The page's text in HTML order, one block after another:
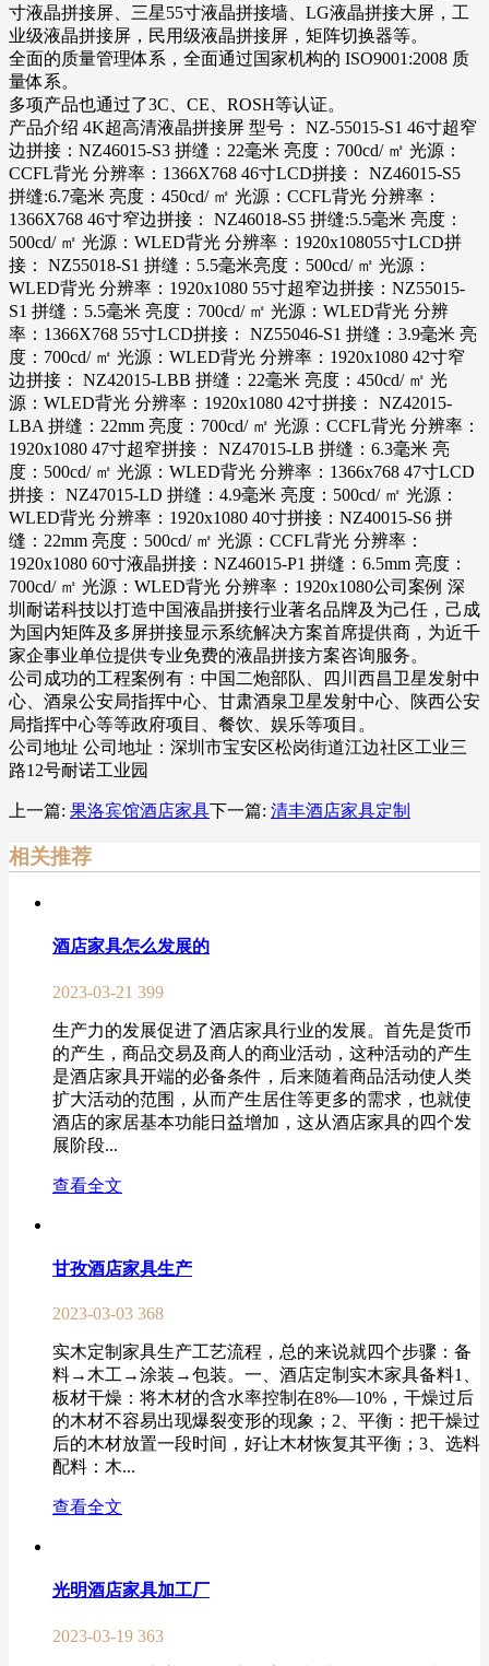
寸液晶拼接屏、三星55寸液晶拼接墙、LG液晶拼接大屏，工
业级液晶拼接屏，民用级液晶拼接屏，矩阵切换器等。
全面的质量管理体系，全面通过国家机构的 ISO9001:2008 质
量体系。
多项产品也通过了3C、CE、ROSH等认证。
产品介绍 4K超高清液晶拼接屏 型号： NZ-55015-S1 46寸超窄
边拼接：NZ46015-S3 拼缝：22毫米 亮度：700cd/ ㎡ 光源：
CCFL背光 分辨率：1366X768 46寸LCD拼接： NZ46015-S5
拼缝:6.7毫米 亮度：450cd/ ㎡ 光源：CCFL背光 分辨率：
1366X768 46寸窄边拼接： NZ46018-S5 拼缝:5.5毫米 亮度：
500cd/ ㎡ 光源：WLED背光 分辨率：1920x108055寸LCD拼
接： NZ55018-S1 拼缝：5.5毫米亮度：500cd/ ㎡ 光源：
WLED背光 分辨率：1920x1080 55寸超窄边拼接：NZ55015-
S1 拼缝：5.5毫米 亮度：700cd/ ㎡ 光源：WLED背光 分辨
率：1366X768 55寸LCD拼接： NZ55046-S1 拼缝：3.9毫米 亮
度：700cd/ ㎡ 光源：WLED背光 分辨率：1920x1080 42寸窄
边拼接： NZ42015-LBB 拼缝：22毫米 亮度：450cd/ ㎡ 光
源：WLED背光 分辨率：1920x1080 42寸拼接： NZ42015-
LBA 拼缝：22mm 亮度：700cd/ ㎡ 光源：CCFL背光 分辨率：
1920x1080 47寸超窄拼接： NZ47015-LB 拼缝：6.3毫米 亮
度：500cd/ ㎡ 光源：WLED背光 分辨率：1366x768 47寸LCD
拼接： NZ47015-LD 拼缝：4.9毫米 亮度：500cd/ ㎡ 光源：
WLED背光 分辨率：1920x1080 40寸拼接：NZ40015-S6 拼
缝：22mm 亮度：500cd/ ㎡ 光源：CCFL背光 分辨率：
1920x1080 60寸液晶拼接：NZ46015-P1 拼缝：6.5mm 亮度：
700cd/ ㎡ 光源：WLED背光 分辨率：1920x1080公司案例 深
圳耐诺科技以打造中国液晶拼接行业著名品牌及为己任，己成
为国内矩阵及多屏拼接显示系统解决方案首席提供商，为近千
家企事业单位提供专业免费的液晶拼接方案咨询服务。
公司成功的工程案例有：中国二炮部队、四川西昌卫星发射中
心、酒泉公安局指挥中心、甘肃酒泉卫星发射中心、陕西公安
局指挥中心等等政府项目、餐饮、娱乐等项目。
公司地址 公司地址：深圳市宝安区松岗街道江边社区工业三
路12号耐诺工业园
上一篇: 果洛宾馆酒店家具下一篇: 清丰酒店家具定制
相关推荐
酒店家具怎么发展的
2023-03-21 399
生产力的发展促进了酒店家具行业的发展。首先是货币
的产生，商品交易及商人的商业活动，这种活动的产生
是酒店家具开端的必备条件，后来随着商品活动使人类
扩大活动的范围，从而产生居住等更多的需求，也就使
酒店的家居基本功能日益增加，这从酒店家具的四个发
展阶段...
查看全文
甘孜酒店家具生产
2023-03-03 368
实木定制家具生产工艺流程，总的来说就四个步骤：备
料→木工→涂装→包装。一、酒店定制实木家具备料1、
板材干燥：将木材的含水率控制在8%—10%，干燥过后
的木材不容易出现爆裂变形的现象；2、平衡：把干燥过
后的木材放置一段时间，好让木材恢复其平衡；3、选料
配料：木...
查看全文
光明酒店家具加工厂
2023-03-19 363